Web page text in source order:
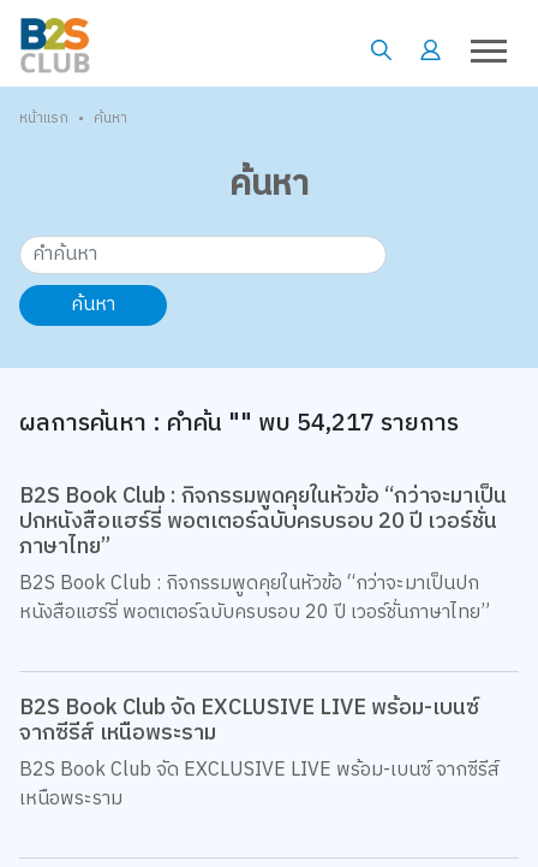
หน้าแรก • ค้นหา
ค้นหา
ค้นหา
ผลการค้นหา : คำค้น "" พบ 54,217 รายการ
B2S Book Club : กิจกรรมพูดคุยในหัวข้อ “กว่าจะมาเป็น
ปกหนังสือแฮร์รี่ พอตเตอร์ฉบับครบรอบ 20 ปี เวอร์ชั่น
ภาษาไทย”
B2S Book Club : กิจกรรมพูดคุยในหัวข้อ “กว่าจะมาเป็นปก
หนังสือแฮร์รี่ พอตเตอร์ฉบับครบรอบ 20 ปี เวอร์ชั่นภาษาไทย”
B2S Book Club จัด EXCLUSIVE LIVE พร้อม-เบนซ์
จากซีรีส์ เหนือพระราม
B2S Book Club จัด EXCLUSIVE LIVE พร้อม-เบนซ์ จากซีรีส์
เหนือพระราม